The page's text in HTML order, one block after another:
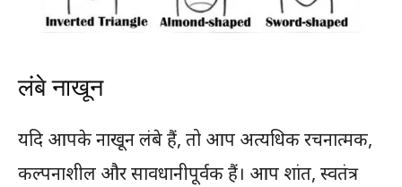
लंबे नाखून
यदि आपके नाखून लंबे हैं, तो आप अत्यधिक रचनात्मक,
कल्पनाशील और सावधानीपूर्वक हैं। आप शांत, स्वतंत्र